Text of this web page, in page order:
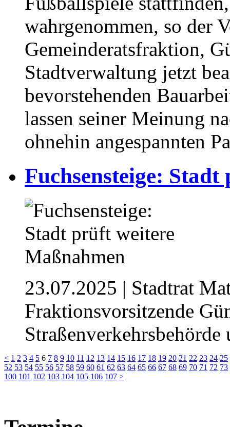
wahrgenommen, so der
Gemeinderatsfraktion,
Stadtverwaltung jetzt
bevorstehenden
lassen seiner Meinung
ohnehin angespannten
Fuchsensteige:
23.07.2025 | Stadtrat
Fraktionsvorsitzende
< 1 2 3 4 5 6 7 8 9 10 11 12 13 14 15 16 17 18 19 20 21 22 23 24 25
52 53 54 55 56 57 58 59 60 61 62 63 64 65 66 67 68 69 70 71 72 73
100 101 102 103 104 105 106 107 >